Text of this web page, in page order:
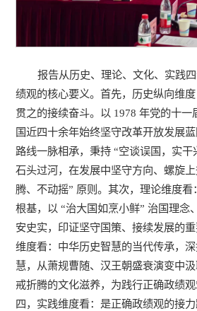
报告从历史、理论、文化、实践
绩观的核心要义。首先，历史纵向维
贯之的接续奋斗。以 1978 年党的十一
国近四十余年始终坚守改革开放发展
路线一脉相承，秉持 “空谈误国，实
石头过河，在发展中坚守方向、螺旋
腾、不动摇” 原则。其次，理论维度看
根基，以 “治大国如烹小鲜” 治国理念
安史实，印证坚守国策、接续发展的
维度看：中华历史智慧的当代传承，
慧，从萧规曹随、汉王朝盛衰演变中汲
戒折腾的文化滋养，为践行正确政绩
四，实践维度看：是正确政绩观的接